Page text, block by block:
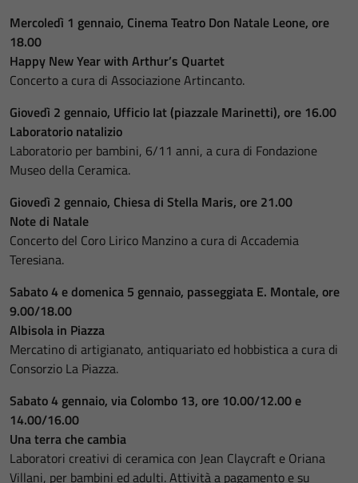
Mercoledì 1 gennaio, Cinema Teatro Don Natale Leone, ore
18.00
Happy New Year with Arthur’s Quartet
Concerto a cura di Associazione Artincanto.
Giovedì 2 gennaio, Ufficio Iat (piazzale Marinetti), ore 16.00
Laboratorio natalizio
Laboratorio per bambini, 6/11 anni, a cura di Fondazione
Museo della Ceramica.
Giovedì 2 gennaio, Chiesa di Stella Maris, ore 21.00
Note di Natale
Concerto del Coro Lirico Manzino a cura di Accademia
Teresiana.
Sabato 4 e domenica 5 gennaio, passeggiata E. Montale, ore
9.00/18.00
Albisola in Piazza
Mercatino di artigianato, antiquariato ed hobbistica a cura di
Consorzio La Piazza.
Sabato 4 gennaio, via Colombo 13, ore 10.00/12.00 e
14.00/16.00
Una terra che cambia
Laboratori creativi di ceramica con Jean Claycraft e Oriana
Villani, per bambini ed adulti. Attività a pagamento e su